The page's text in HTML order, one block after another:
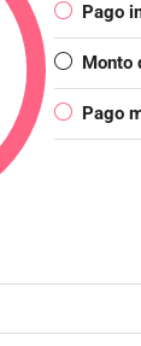
Pago
Monto
Pago